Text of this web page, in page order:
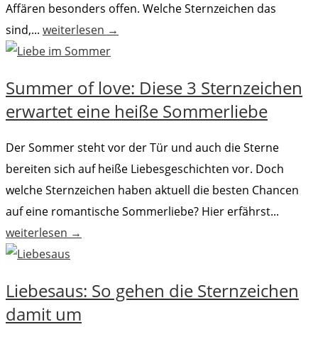
Affären besonders offen. Welche Sternzeichen das
sind,... weiterlesen →
Summer of love: Diese 3 Sternzeichen
erwartet eine heiße Sommerliebe
Der Sommer steht vor der Tür und auch die Sterne
bereiten sich auf heiße Liebesgeschichten vor. Doch
welche Sternzeichen haben aktuell die besten Chancen
auf eine romantische Sommerliebe? Hier erfährst...
weiterlesen →
Liebesaus: So gehen die Sternzeichen
damit um